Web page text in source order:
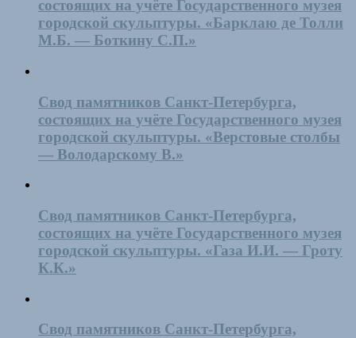
состоящих на учёте Государственного музея
городской скульптуры. «Барклаю де Толли
М.Б. — Боткину С.П.»
Свод памятников Санкт-Петербурга,
состоящих на учёте Государственного музея
городской скульптуры. «Верстовые столбы
— Володарскому В.»
Свод памятников Санкт-Петербурга,
состоящих на учёте Государственного музея
городской скульптуры. «Газа И.И. — Гроту
К.К.»
Свод памятников Санкт-Петербурга,